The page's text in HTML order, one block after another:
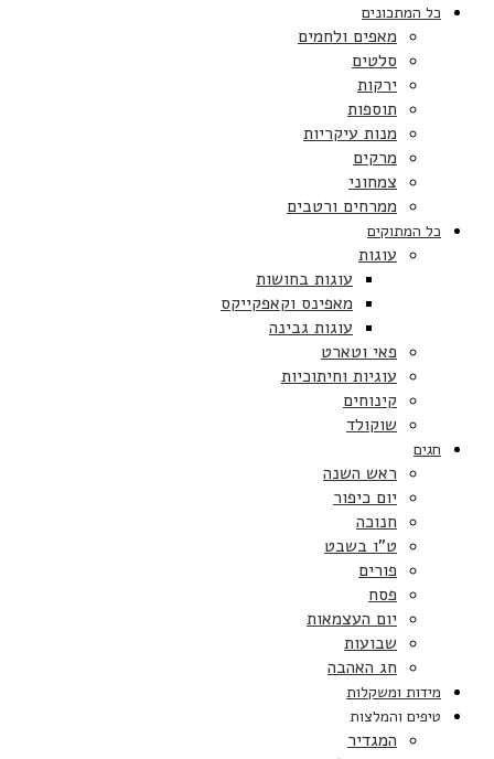
כל המתכונים
מאפים ולחמים
סלטים
ירקות
תוספות
מנות עיקריות
מרקים
צמחוני
ממרחים ורטבים
כל המתוקים
עוגות
עוגות בחושות
מאפינס וקאפקייקס
עוגות גבינה
פאי וטארט
עוגיות וחיתוכיות
קינוחים
שוקולד
חגים
ראש השנה
יום כיפור
חנוכה
ט”ו בשבט
פורים
פסח
יום העצמאות
שבועות
חג האהבה
מידות ומשקלות
טיפים והמלצות
המגדיר